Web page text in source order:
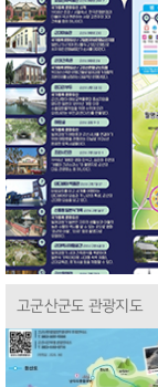
고군산군도 관광지도